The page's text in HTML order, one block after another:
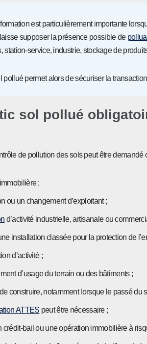
est particulièrement importante
supposer la présence possible de
station-service, industrie, stockage de
permet alors de sécuriser la
sol pollué
de pollution des sols peut être
;
ou un changement d’exploitant ;
d’activité industrielle, artisanale ou
installation classée pour la protection de
d’activité ;
d’usage du terrain ou des bâtiments ;
construire, notamment lorsque le passé du
ATTES peut être nécessaire ;
crédit-bail ou une opération immobilière à